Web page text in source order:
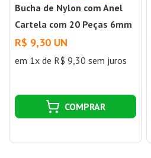
Bucha de Nylon com Anel
Cartela com 20 Peças 6mm
Bemfixa
R$ 9,30 UN
em 1x de R$ 9,30 sem juros
COMPRAR